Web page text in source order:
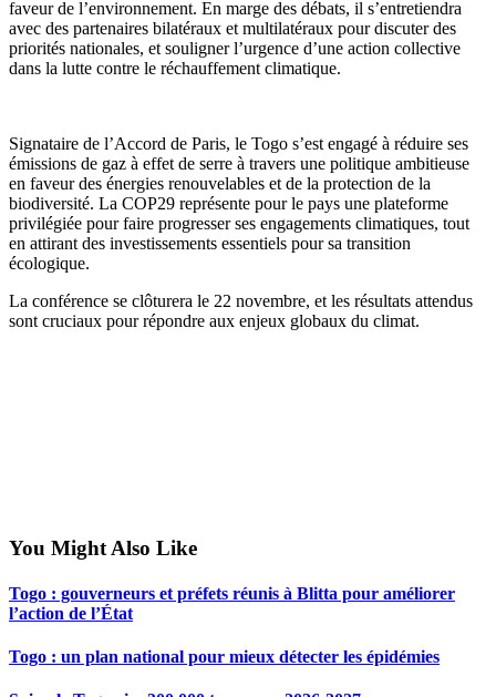
faveur de l’environnement. En marge des débats, il s’entretiendra
avec des partenaires bilatéraux et multilatéraux pour discuter des
priorités nationales, et souligner l’urgence d’une action collective
dans la lutte contre le réchauffement climatique.
Signataire de l’Accord de Paris, le Togo s’est engagé à réduire ses
émissions de gaz à effet de serre à travers une politique ambitieuse
en faveur des énergies renouvelables et de la protection de la
biodiversité. La COP29 représente pour le pays une plateforme
privilégiée pour faire progresser ses engagements climatiques, tout
en attirant des investissements essentiels pour sa transition
écologique.
La conférence se clôturera le 22 novembre, et les résultats attendus
sont cruciaux pour répondre aux enjeux globaux du climat.
You Might Also Like
Togo : gouverneurs et préfets réunis à Blitta pour améliorer
l’action de l’État
Togo : un plan national pour mieux détecter les épidémies